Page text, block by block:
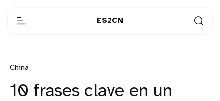
ES2CN
China
10 frases clave en un